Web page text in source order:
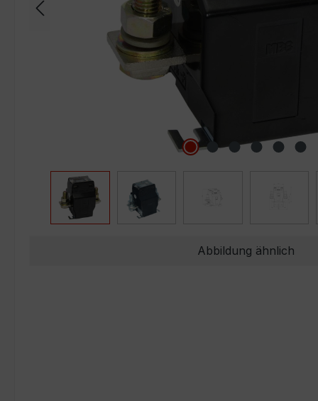
Abbildung ähnlich